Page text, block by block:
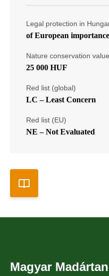
Legal protection in
of European importance
Nature conservation
25 000 HUF
Red list (global)
LC – Least Concern
Red list (EU)
NE – Not Evaluated
Magyar